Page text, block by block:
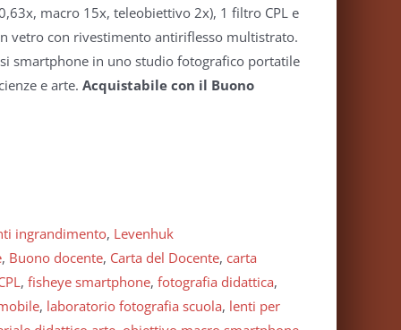
macro 15x, teleobiettivo 2x), 1 filtro CPL e
vetro con rivestimento antiriflesso multistrato.
smartphone in uno studio fotografico portatile
e arte. Acquistabile con il Buono
ingrandimento, Levenhuk
, Buono docente, Carta del Docente, carta
, fisheye smartphone, fotografia didattica,
, laboratorio fotografia scuola, lenti per